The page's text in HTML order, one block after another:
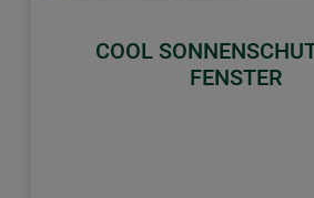
COOL
FENSTER